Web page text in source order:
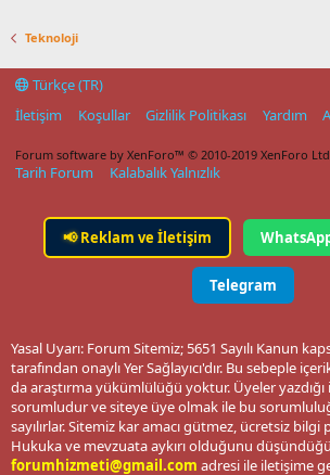
Teknoloji
Türkçe (TR)
İletişim
Koşullar Gizlilik Politikası Yardım
Forum software by XenForo™ © 2010-2019 XenForo
Tarih Forum Kalabalık Yalnızlık
📢Reklam ve İletişim
Telegram
Yasal Uyarı: Forum Sitemiz; 5651 Sayılı Kanun
tarafından onaylı Yer Sağlayıcı'dır. Bu sebeple
da araştırma yükümlülüğü yoktur. Üyeler
sorumludur ve siteye üye olmak ile bu
sayılırlar. Sitemiz kar amacı gütmez, ücretsiz bilgi
Hukuka ve mevzuata aykırı olduğunu
forumhizmeti@gmail.com adresi ile iletişime